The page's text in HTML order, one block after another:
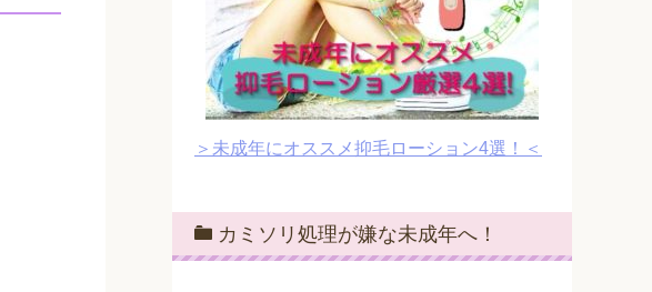
＞未成年にオススメ抑毛ローション4選！＜
カミソリ処理が嫌な未成年へ！